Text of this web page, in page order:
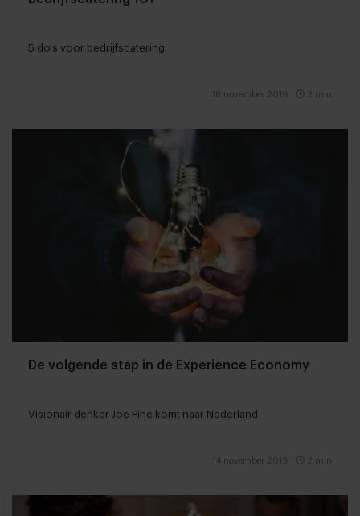
5 do's voor bedrijfscatering
18 november 2019 2 min
De volgende stap in de Experience Economy
Visionair denker Joe Pine komt naar Nederland
14 november 2019 2 min